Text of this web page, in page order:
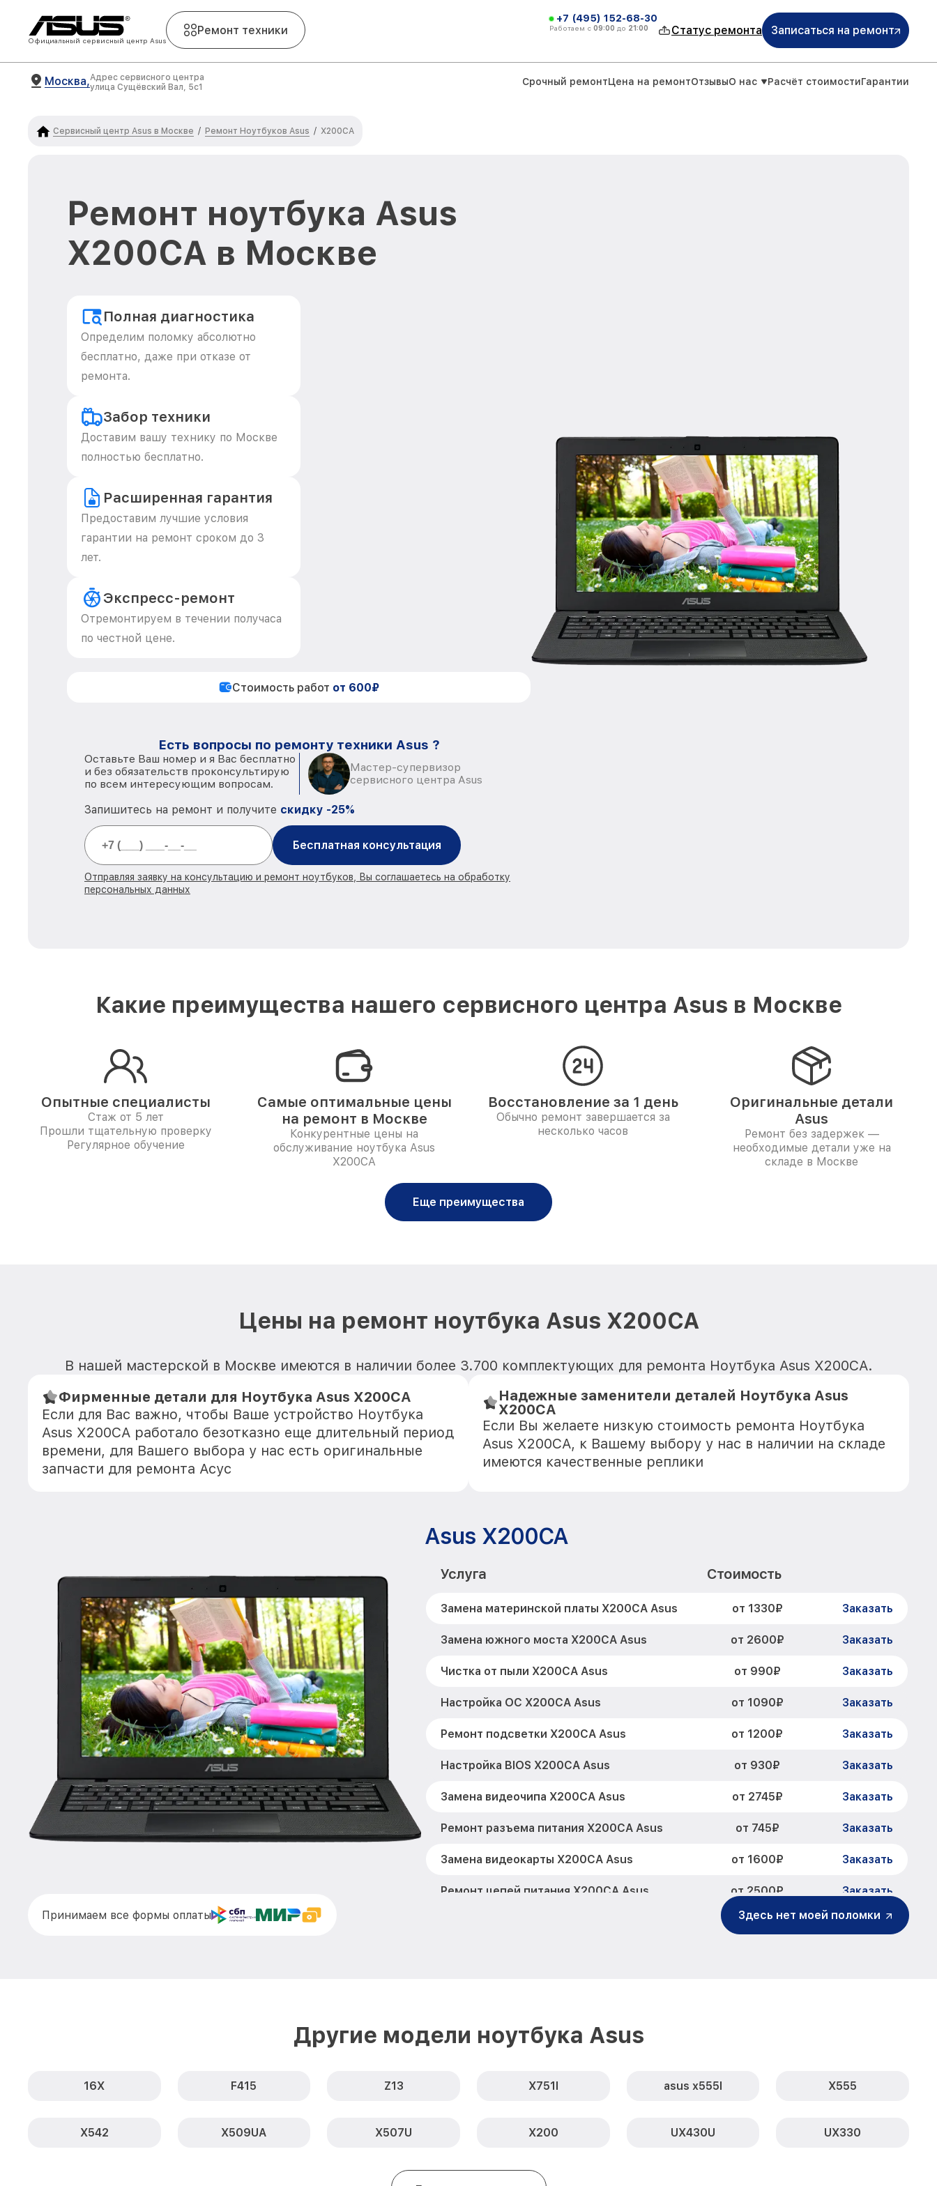
Официальный сервисный центр Asus
Ремонт техники
+7 (495) 152-68-30
Работаем с 09:00 до 21:00 Статус ремонта Записаться на ремонт
Москва,Адрес сервисного центра
улица Сущёвский Вал, 5с1
Срочный ремонтЦена на ремонтОтзывыО нас Расчёт стоимостиГарантии
Сервисный центр Asus в Москве / Ремонт Ноутбуков Asus / X200CA
Ремонт ноутбука Asus
X200CA в Москве
Полная диагностика
Определим поломку абсолютно
бесплатно, даже при отказе от
ремонта.
Забор техники
Доставим вашу технику по Москве
полностью бесплатно.
Расширенная гарантия
Предоставим лучшие условия
гарантии на ремонт сроком до 3
лет.
Экспресс-ремонт
Отремонтируем в течении получаса
по честной цене.
Стоимость работ от 600₽
Есть вопросы по ремонту техники Asus ?
Оставьте Ваш номер и я Вас бесплатно
и без обязательств проконсультирую
по всем интересующим вопросам.
Мастер-супервизор
сервисного центра Asus
Запишитесь на ремонт и получите скидку -25%
Бесплатная консультация
Отправляя заявку на консультацию и ремонт ноутбуков, Вы соглашаетесь на обработку
персональных данных
Какие преимущества нашего сервисного центра Asus в Москве
Опытные специалисты
Стаж от 5 лет
Прошли тщательную проверку
Регулярное обучение
Самые оптимальные цены
на ремонт в Москве
Конкурентные цены на
обслуживание ноутбука Asus
X200CA
Восстановление за 1 день
Обычно ремонт завершается за
несколько часов
Оригинальные детали
Asus
Ремонт без задержек —
необходимые детали уже на
складе в Москве
Еще преимущества
Цены на ремонт ноутбука Asus X200CA
В нашей мастерской в Москве имеются в наличии более 3.700 комплектующих для ремонта Ноутбука Asus X200CA.
Фирменные детали для Ноутбука Asus X200CA
Если для Вас важно, чтобы Ваше устройство Ноутбука
Asus X200CA работало безотказно еще длительный период
времени, для Вашего выбора у нас есть оригинальные
запчасти для ремонта Асус
Надежные заменители деталей Ноутбука Asus
X200CA
Если Вы желаете низкую стоимость ремонта Ноутбука
Asus X200CA, к Вашему выбору у нас в наличии на складе
имеются качественные реплики
Asus X200CA
Услуга Стоимость
Замена материнской платы X200CA Asus от 1330₽ Заказать
Замена южного моста X200CA Asus от 2600₽ Заказать
Чистка от пыли X200CA Asus от 990₽ Заказать
Настройка ОС X200CA Asus от 1090₽ Заказать
Ремонт подсветки X200CA Asus от 1200₽ Заказать
Настройка BIOS X200CA Asus от 930₽ Заказать
Замена видеочипа X200CA Asus от 2745₽ Заказать
Ремонт разъема питания X200CA Asus от 745₽ Заказать
Замена видеокарты X200CA Asus от 1600₽ Заказать
Ремонт цепей питания X200CA Asus от 2500₽ Заказать
от 750₽ Заказать
Настройка Wi-Fi X200CA Asus
Замена шим-контроллера X200CA Asus Заказать
Замена USB порта X200CA Asus
Принимаем все формы оплаты Здесь нет моей поломки
Другие модели ноутбука Asus
16X F415 Z13 X751l asus x555l X555
X542 X509UA X507U X200 UX430U UX330